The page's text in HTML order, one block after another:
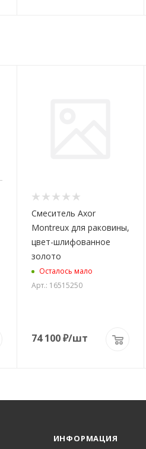
Смеситель Axor
Montreux для раковины,
цвет-шлифованное
золото
Осталось мало
Арт.: 16515250
74 100₽/шт
ИНФОРМАЦИЯ